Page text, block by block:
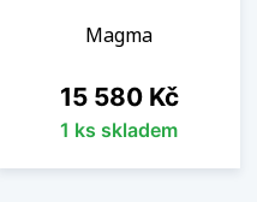
Magma
Cena
15 580 Kč
1 ks skladem